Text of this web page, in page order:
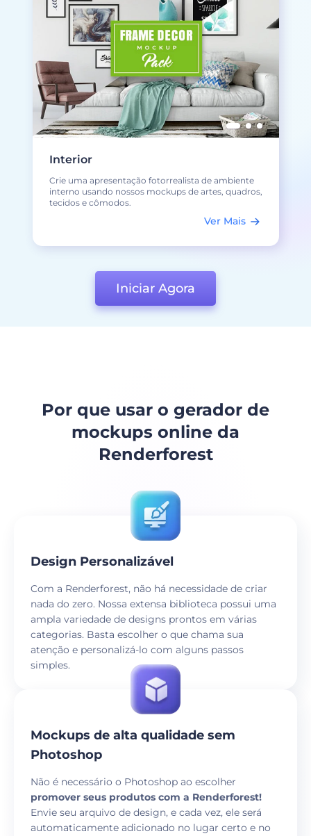
Interior
Crie uma apresentação fotorrealista de ambiente
interno usando nossos mockups de artes, quadros,
tecidos e cômodos.
Ver Mais
Iniciar Agora
Por que usar o gerador de
mockups online da
Renderforest
Design Personalizável
Com a Renderforest, não há necessidade de criar
nada do zero. Nossa extensa biblioteca possui uma
ampla variedade de designs prontos em várias
categorias. Basta escolher o que chama sua
atenção e personalizá-lo com alguns passos
simples.
Mockups de alta qualidade sem
Photoshop
Não é necessário o Photoshop ao escolher
promover seus produtos com a Renderforest!
Envie seu arquivo de design, e cada vez, ele será
automaticamente adicionado no lugar certo e no